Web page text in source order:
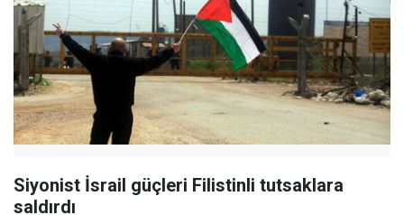
Siyonist İsrail güçleri Filistinli tutsaklara
saldırdı